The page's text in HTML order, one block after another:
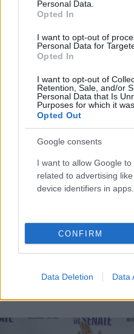
Personal Data.
Opted In
I want to opt-out of
Personal Data for
Opted In
I want to opt-out of
Retention, Sale, and/or
Personal Data that Is
Purposes for which it
Opted Out
Google consents
I want to allow Google
related to advertising
device identifiers in apps.
CONFIRM
Data Deletion Data
Συνεχίζεται η μεγάλη
«Βουλιάζουν» τα
στα πλοία
08.08.2026
Καιρός: Στα ύψη ο
Επικίνδυνο «κοκτέιλ»
περιοχές